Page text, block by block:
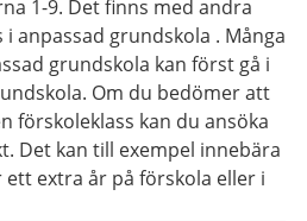
1-9. Det finns med andra
anpassad grundskola . Många
grundskola kan först gå i
Om du bedömer att
förskoleklass kan du ansöka
Det kan till exempel innebära
extra år på förskola eller i